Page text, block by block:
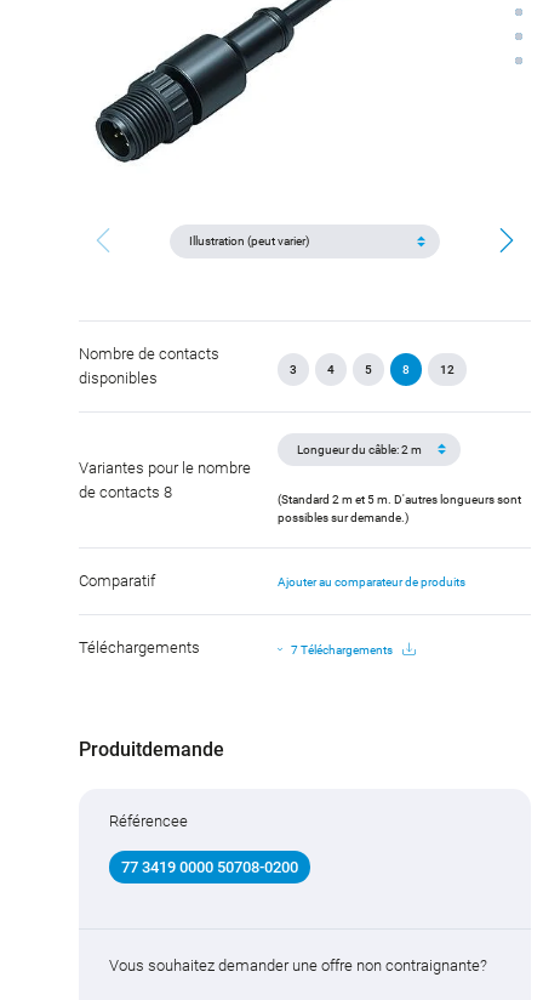
Nombre de contacts
disponibles
3 4 5 8 12
Variantes pour le nombre
de contacts 8
(Standard 2 m et 5 m. D'autres longueurs sont
possibles sur demande.)
Comparatif Ajouter au comparateur de produits
Téléchargements 7 Téléchargements
Produitdemande
Référencee
77 3419 0000 50708-0200
Vous souhaitez demander une offre non contraignante?